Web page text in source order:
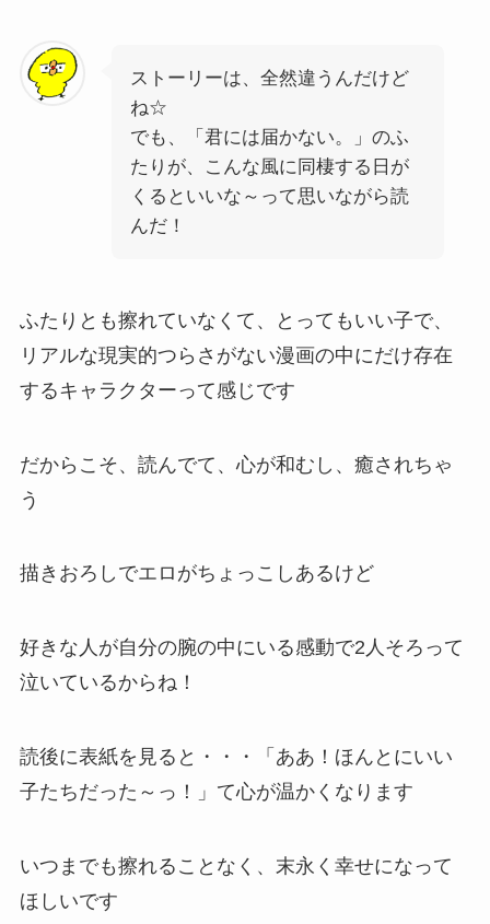
ストーリーは、全然違うんだけど
ね☆
でも、「君には届かない。」のふ
たりが、こんな風に同棲する日が
くるといいな～って思いながら読
んだ！
ふたりとも擦れていなくて、とってもいい子で、
リアルな現実的つらさがない漫画の中にだけ存在
するキャラクターって感じです
だからこそ、読んでて、心が和むし、癒されちゃ
う
描きおろしでエロがちょっこしあるけど
好きな人が自分の腕の中にいる感動で2人そろって
泣いているからね！
読後に表紙を見ると・・・「ああ！ほんとにいい
子たちだった～っ！」て心が温かくなります
いつまでも擦れることなく、末永く幸せになって
ほしいです